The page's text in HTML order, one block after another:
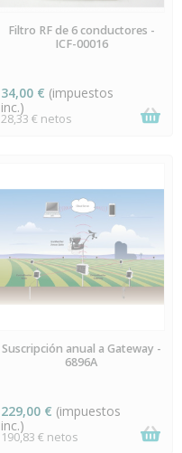
EN STOCK
Filtro RF de 6 conductores -
ICF-00016
34,00 € (impuestos
inc.)
28,33 € netos
EN STOCK
Suscripción anual a Gateway -
6896A
229,00 € (impuestos
inc.)
190,83 € netos